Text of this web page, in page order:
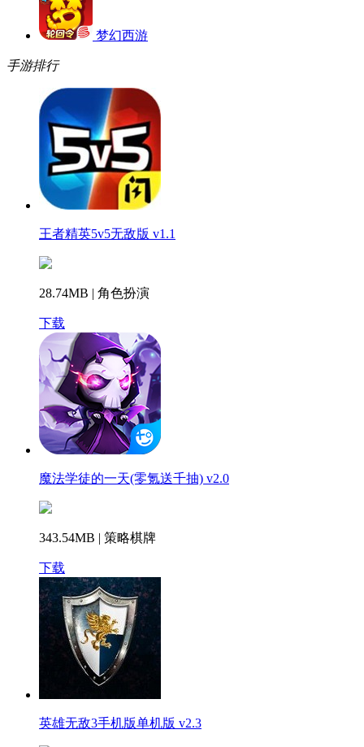
梦幻西游
手游排行
王者精英5v5无敌版 v1.1
28.74MB | 角色扮演
下载
魔法学徒的一天(零氪送千抽) v2.0
343.54MB | 策略棋牌
下载
英雄无敌3手机版单机版 v2.3